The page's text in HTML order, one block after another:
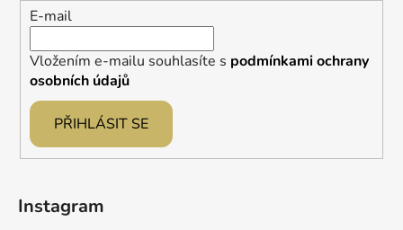
E-mail
Vložením e-mailu souhlasíte s podmínkami ochrany
osobních údajů
PŘIHLÁSIT SE
Instagram